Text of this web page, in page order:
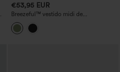
€53,95 EUR
Breezeful™ vestido midi de
baile/actividad con escote cuadrado,
espalda descubierta con tiras cruzadas,
sujetador incorporado, 2 en 1, de secado